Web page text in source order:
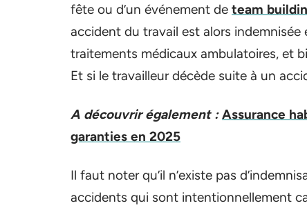
fête ou d’un événement de team
accident du travail est alors indemnisée
traitements médicaux ambulatoires, et
Et si le travailleur décède suite à un
A découvrir également : Assurance
garanties en 2025
Il faut noter qu’il n’existe pas
accidents qui sont intentionnellement